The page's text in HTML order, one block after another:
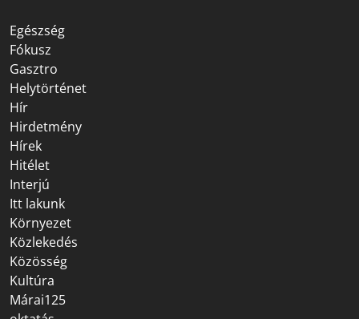
Egészség
Fókusz
Gasztro
Helytörténet
Hír
Hirdetmény
Hírek
Hitélet
Interjú
Itt lakunk
Környezet
Közlekedés
Közösség
Kultúra
Márai125